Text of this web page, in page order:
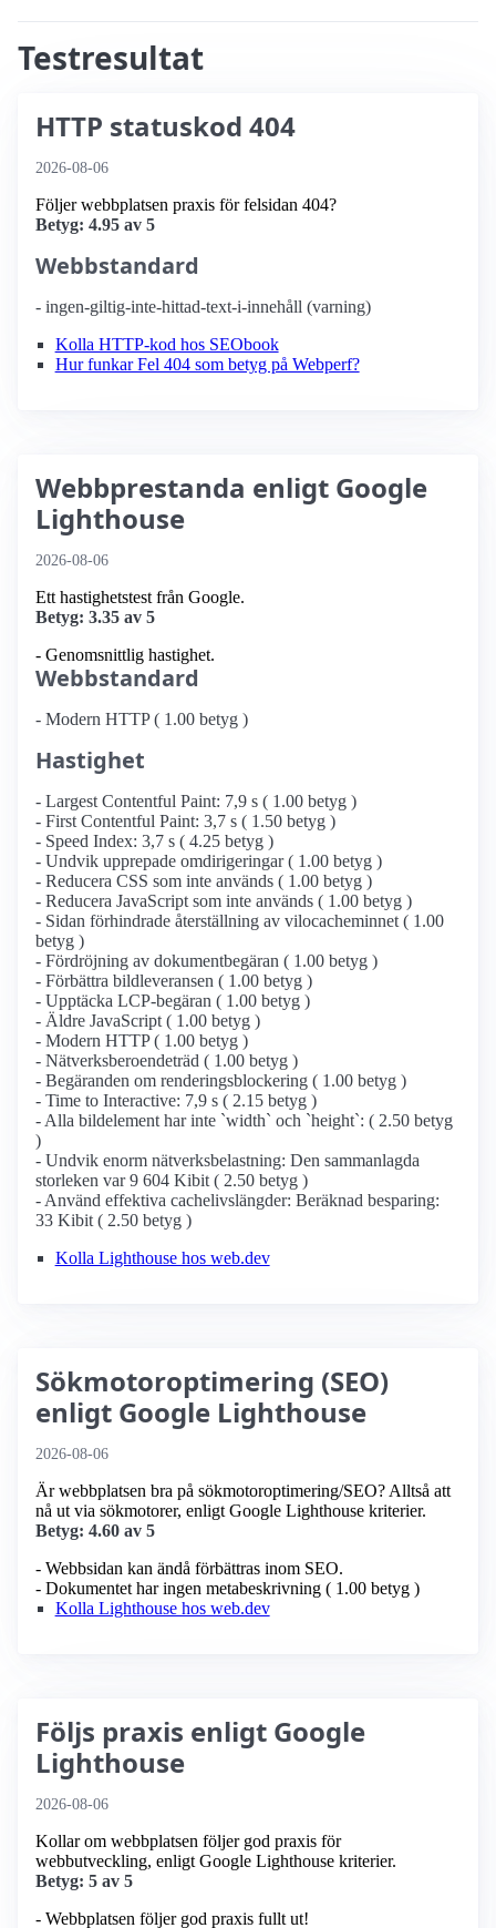
Testresultat
HTTP statuskod 404
2026-08-06
Följer webbplatsen praxis för felsidan 404?
Betyg: 4.95 av 5
Webbstandard
- ingen-giltig-inte-hittad-text-i-innehåll (varning)
Kolla HTTP-kod hos SEObook
Hur funkar Fel 404 som betyg på Webperf?
Webbprestanda enligt Google
Lighthouse
2026-08-06
Ett hastighetstest från Google.
Betyg: 3.35 av 5
- Genomsnittlig hastighet.
Webbstandard
- Modern HTTP ( 1.00 betyg )
Hastighet
- Largest Contentful Paint: 7,9 s ( 1.00 betyg )
- First Contentful Paint: 3,7 s ( 1.50 betyg )
- Speed Index: 3,7 s ( 4.25 betyg )
- Undvik upprepade omdirigeringar ( 1.00 betyg )
- Reducera CSS som inte används ( 1.00 betyg )
- Reducera JavaScript som inte används ( 1.00 betyg )
- Sidan förhindrade återställning av vilocacheminnet ( 1.00
betyg )
- Fördröjning av dokumentbegäran ( 1.00 betyg )
- Förbättra bildleveransen ( 1.00 betyg )
- Upptäcka LCP-begäran ( 1.00 betyg )
- Äldre JavaScript ( 1.00 betyg )
- Modern HTTP ( 1.00 betyg )
- Nätverksberoendeträd ( 1.00 betyg )
- Begäranden om renderingsblockering ( 1.00 betyg )
- Time to Interactive: 7,9 s ( 2.15 betyg )
- Alla bildelement har inte `width` och `height`: ( 2.50 betyg
)
- Undvik enorm nätverksbelastning: Den sammanlagda
storleken var 9 604 Kibit ( 2.50 betyg )
- Använd effektiva cachelivslängder: Beräknad besparing:
33 Kibit ( 2.50 betyg )
Kolla Lighthouse hos web.dev
Sökmotoroptimering (SEO)
enligt Google Lighthouse
2026-08-06
Är webbplatsen bra på sökmotoroptimering/SEO? Alltså att
nå ut via sökmotorer, enligt Google Lighthouse kriterier.
Betyg: 4.60 av 5
- Webbsidan kan ändå förbättras inom SEO.
- Dokumentet har ingen metabeskrivning ( 1.00 betyg )
Kolla Lighthouse hos web.dev
Följs praxis enligt Google
Lighthouse
2026-08-06
Kollar om webbplatsen följer god praxis för
webbutveckling, enligt Google Lighthouse kriterier.
Betyg: 5 av 5
- Webbplatsen följer god praxis fullt ut!